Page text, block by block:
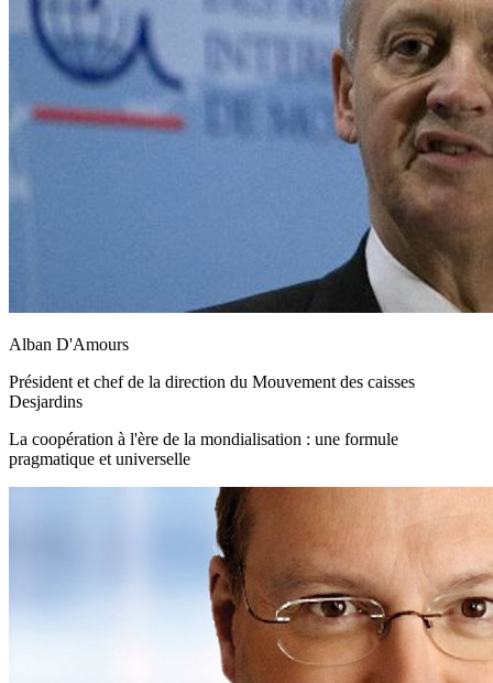
Alban D'Amours
Président et chef de la direction du Mouvement des caisses
Desjardins
La coopération à l'ère de la mondialisation : une formule
pragmatique et universelle